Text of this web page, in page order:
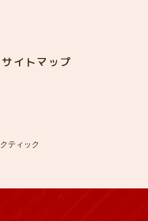
サイトマップ
ティック